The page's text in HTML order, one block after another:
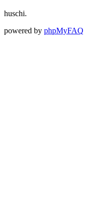
huschi.
powered by phpMyFAQ